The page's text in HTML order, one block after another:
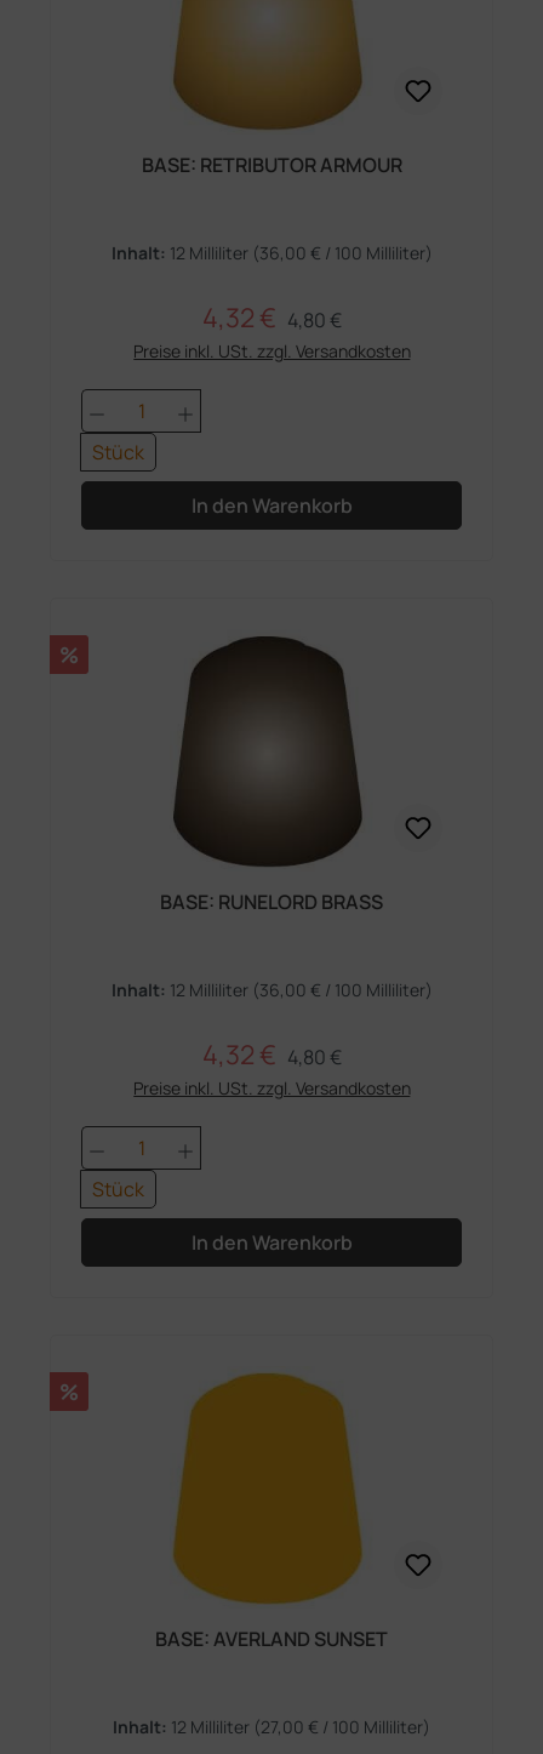
BASE: RETRIBUTOR ARMOUR
Inhalt: 12 Milliliter (36,00 € / 100 Milliliter)
Verkaufspreis:
4,32 € Regulärer Preis:
4,80 €
Preise inkl. USt. zzgl. Versandkosten
Produkt Anzahl: Gib den
Stück
In den Warenkorb
Rabatt
%
BASE: RUNELORD BRASS
Inhalt: 12 Milliliter (36,00 € / 100 Milliliter)
Verkaufspreis:
4,32 € Regulärer Preis:
4,80 €
Preise inkl. USt. zzgl. Versandkosten
Produkt Anzahl: Gib den
Stück
In den Warenkorb
Rabatt
%
BASE: AVERLAND SUNSET
Inhalt: 12 Milliliter (27,00 € / 100 Milliliter)